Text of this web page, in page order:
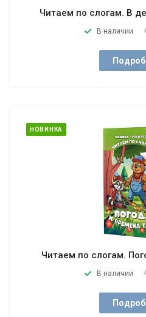
Читаем по слогам. В
В наличии
НОВИНКА
Читаем по слогам.
В наличии